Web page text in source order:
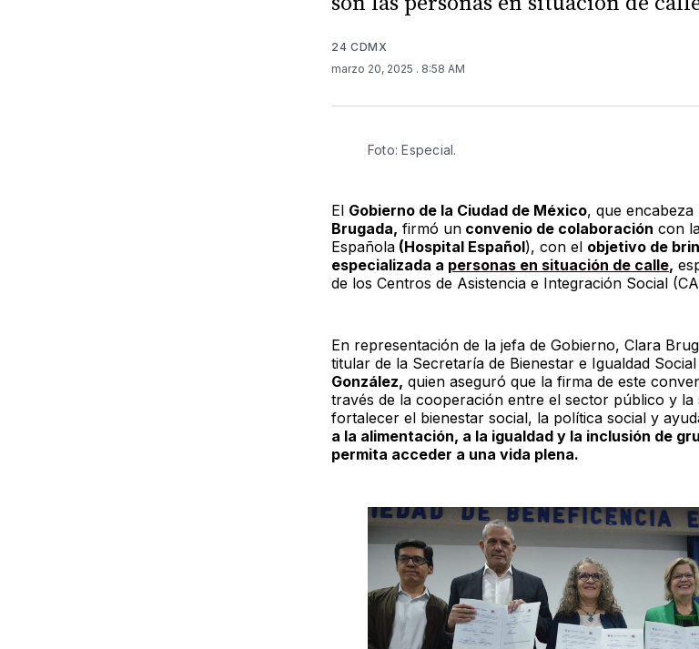
24 CDMX
marzo 20, 2025 . 8:58 AM
Foto: Especial.
El Gobierno de la Ciudad de México, que
Brugada, firmó unconvenio de colaboración con
Española(Hospital Español), con el objetivo de
especializada a personas en situación de calle,
de los Centros de Asistencia e Integración Social
En representación de la jefa de Gobierno, Clara
titular de la Secretaría de Bienestar e Igualdad
González, quien aseguró que la firma de este
través de la cooperación entre el sector público y la
fortalecer el bienestar social, la política social y
a la alimentación, a la igualdad y la inclusión de
permita acceder a una vida plena.